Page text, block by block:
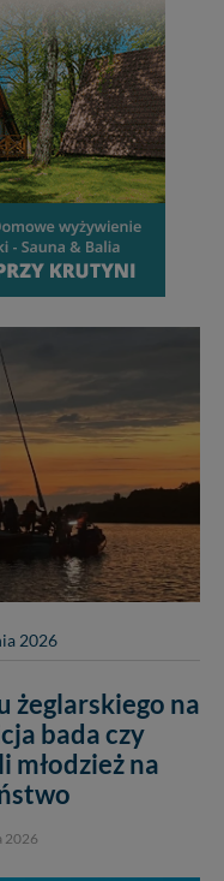
2026
żeglarskiego na
bada czy
na
2026